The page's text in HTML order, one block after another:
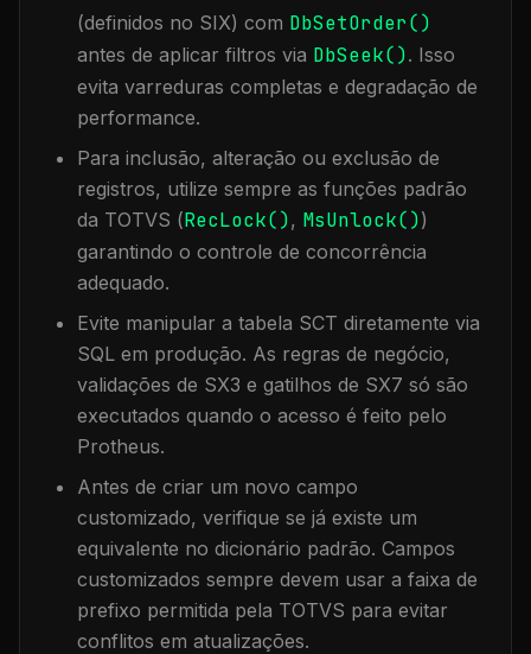
(definidos no SIX) com DbSetOrder()
antes de aplicar filtros via DbSeek(). Isso
evita varreduras completas e degradação de
performance.
Para inclusão, alteração ou exclusão de
registros, utilize sempre as funções padrão
da TOTVS (RecLock(), MsUnlock())
garantindo o controle de concorrência
adequado.
Evite manipular a tabela SCT diretamente via
SQL em produção. As regras de negócio,
validações de SX3 e gatilhos de SX7 só são
executados quando o acesso é feito pelo
Protheus.
Antes de criar um novo campo
customizado, verifique se já existe um
equivalente no dicionário padrão. Campos
customizados sempre devem usar a faixa de
prefixo permitida pela TOTVS para evitar
conflitos em atualizações.